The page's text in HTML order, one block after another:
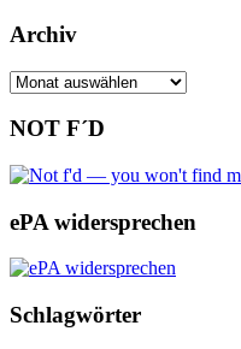
Archiv
Archiv
NOT F´D
ePA widersprechen
Schlagwörter